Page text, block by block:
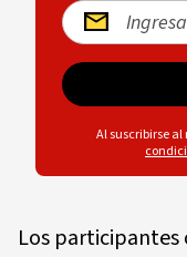
Al suscribirse
Los